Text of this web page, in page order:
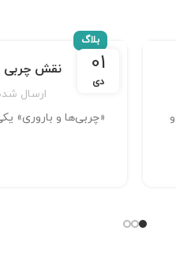
01
دی
بلاگ
نقش چربی
ارسال
«چربی‌ها و باروری»